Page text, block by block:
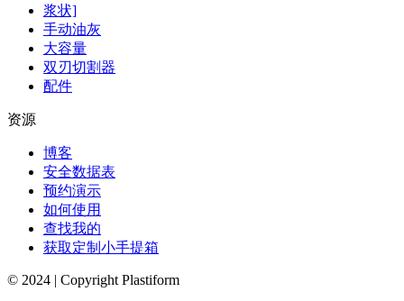
浆状]
手动油灰
大容量
双刃切割器
配件
资源
博客
安全数据表
预约演示
如何使用
查找我的
获取定制小手提箱
© 2024 | Copyright Plastiform